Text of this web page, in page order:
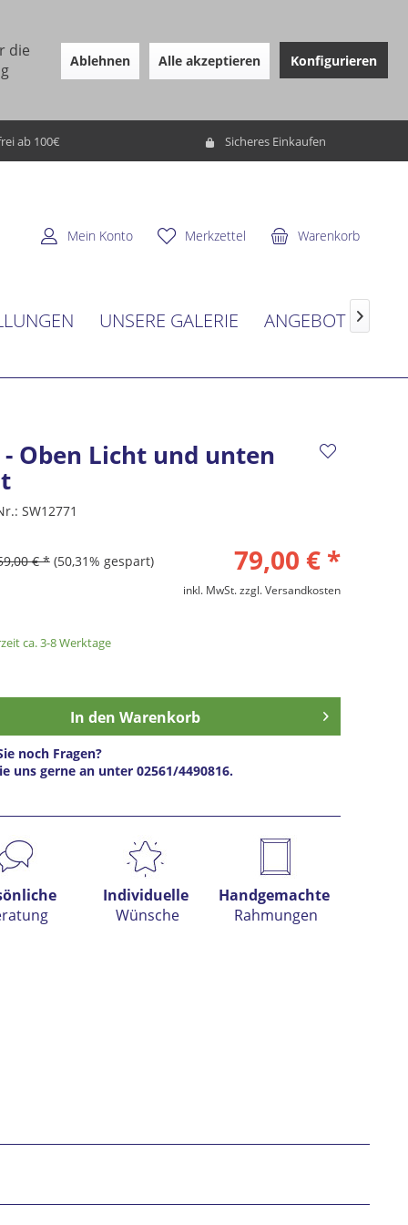
die
Ablehnen Alle akzeptieren Konfigurieren
ab 100€ Sicheres Einkaufen
Warenkorb
Merkzettel
Mein Konto
UNSERE GALERIE ANGEBOT 
Oben Licht und unten
SW12771
79,00 € *
€ * (50,31% gespart)
inkl. MwSt.zzgl. Versandkosten
ca. 3-8 Werktage
In den Warenkorb
noch Fragen?
uns gerne an unter 02561/4490816.
anfragen
und stimme zu. *
Individuelle
Wünsche
Handgemachte
Rahmungen